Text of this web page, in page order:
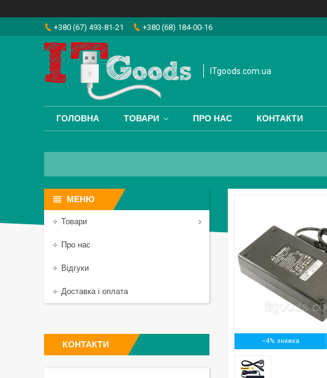
+380 (67) 493-81-21 +380 (68) 184-00-16
ITgoods.com.ua
ГОЛОВНА ТОВАРИ ПРО НАС КОНТАКТИ
–4%
Товари
Про нас
Відгуки
Доставка і оплата
КОНТАКТИ